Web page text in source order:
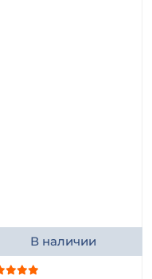
В наличии